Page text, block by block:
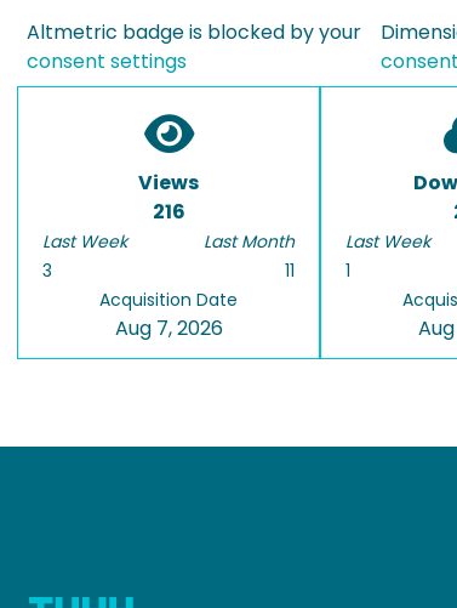
Altmetric badge is blocked by your
consent settings
Views
216
Last Week
3
Last Month
11
Acquisition Date
Aug 7, 2026
Last Week
1